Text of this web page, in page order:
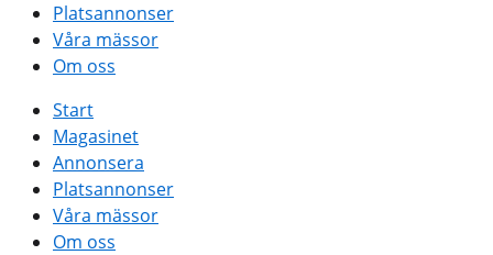
Platsannonser
Våra mässor
Om oss
Start
Magasinet
Annonsera
Platsannonser
Våra mässor
Om oss